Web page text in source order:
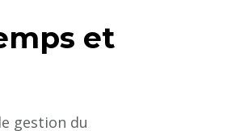
et
gestion du